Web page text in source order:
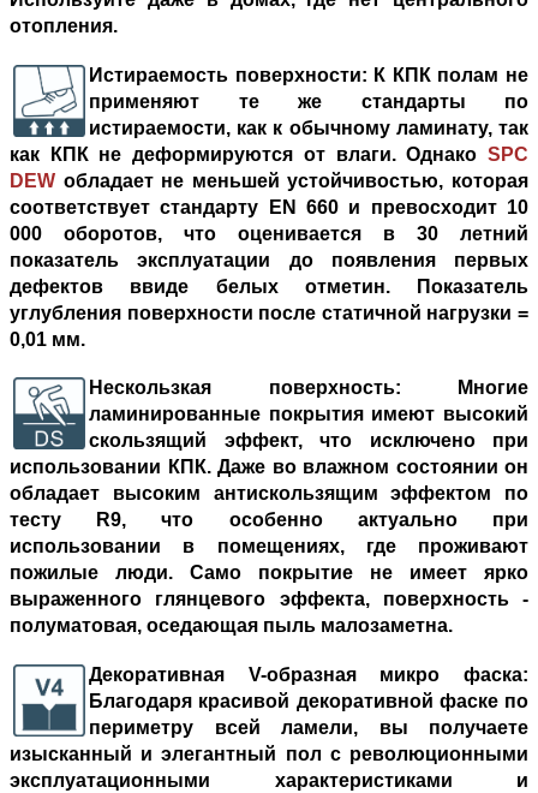
отопления.
Истираемость поверхности: К КПК полам не
применяют те же стандарты по
истираемости, как к обычному ламинату, так
как КПК не деформируются от влаги. Однако SPC
DEW обладает не меньшей устойчивостью, которая
соответствует стандарту ЕN 660 и превосходит 10
000 оборотов, что оценивается в 30 летний
показатель эксплуатации до появления первых
дефектов ввиде белых отметин. Показатель
углубления поверхности после статичной нагрузки =
0,01 мм.
Нескользкая поверхность: Многие
ламинированные покрытия имеют высокий
скользящий эффект, что исключено при
использовании КПК. Даже во влажном состоянии он
обладает высоким антискользящим эффектом по
тесту R9, что особенно актуально при
использовании в помещениях, где проживают
пожилые люди. Само покрытие не имеет ярко
выраженного глянцевого эффекта, поверхность -
полуматовая, оседающая пыль малозаметна.
Декоративная V-образная микро фаска:
Благодаря красивой декоративной фаске по
периметру всей ламели, вы получаете
изысканный и элегантный пол с революционными
эксплуатационными характеристиками и